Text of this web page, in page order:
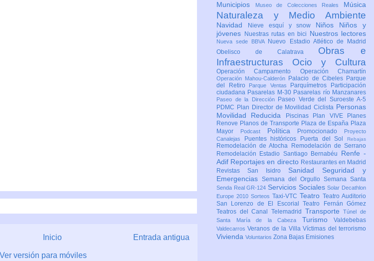
Entrada antigua
Inicio
Ver versión para móviles
Municipios Museo de Colecciones Reales Música
Naturaleza y Medio Ambiente
Navidad Nieve esquí y snow Niños Niños y
jóvenes
Nuestras rutas en bici Nuestros lectores
Nueva sede BBVA
Nuevo Estadio Atlético de Madrid
Obelisco de Calatrava Obras e
Infraestructuras Ocio y Cultura
Operación Campamento Operación Chamartín
Operación Mahou-Calderón Palacio de Cibeles Parque
del Retiro
Parque Ventas Parquímetros
Participación
ciudadana Pasarelas M-30 Pasarelas río Manzanares
Paseo de la Dirección
Paseo Verde del Suroeste A-5
PDMC Plan Director de Movilidad Ciclista Personas
Movilidad Reducida
Piscinas Plan VIVE
Planes
Renove Planos de Transporte Plaza de España Plaza
Mayor
Podcast Política Promocionado
Proyecto
Canalejas
Puentes históricos Puerta del Sol Rebajas
Remodelación de Atocha
Remodelación de Serrano
Remodelación Estadio Santiago Bernabéu Renfe -
Adif Reportajes en directo Restaurantes en Madrid
Revistas San Isidro Sanidad Seguridad y
Emergencias Semana del Orgullo Semana Santa
Senda Real GR-124 Servicios SocialesSolar Decathlon
Europe 2010 Sorteos Taxi-VTC Teatro Teatro Auditorio
San Lorenzo de El EscorialTeatro Fernán Gómez
Teatros del Canal Telemadrid TransporteTúnel de
Santa María de la Cabeza Turismo Valdebebas
ValdecarrosVeranos de la VillaVíctimas del terrorismo
Vivienda Voluntarios Zona Bajas Emisiones